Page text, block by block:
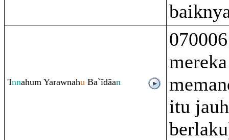
'Innahum Yarawnahu Ba`īdāan
mereka
itu